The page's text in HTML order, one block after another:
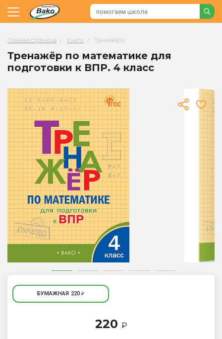
Главная страница / Книги / Тренажёры
Тренажёр по математике для
подготовки к ВПР. 4 класс
БУМАЖНАЯ 220 ₽
220 ₽